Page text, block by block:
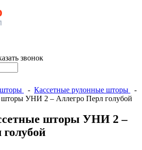
звонок
- Кассетные рулонные шторы
-
шторы УНИ 2 – Аллегро Перл голубой
шторы УНИ 2 –